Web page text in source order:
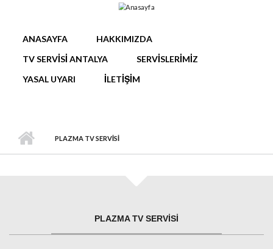
ANASAYFA
HAKKIMIZDA
TV SERVISI ANTALYA
SERVISLERIMIZ
YASAL UYARI
İLETIŞIM
PLAZMA TV SERVISI
PLAZMA TV SERVISI